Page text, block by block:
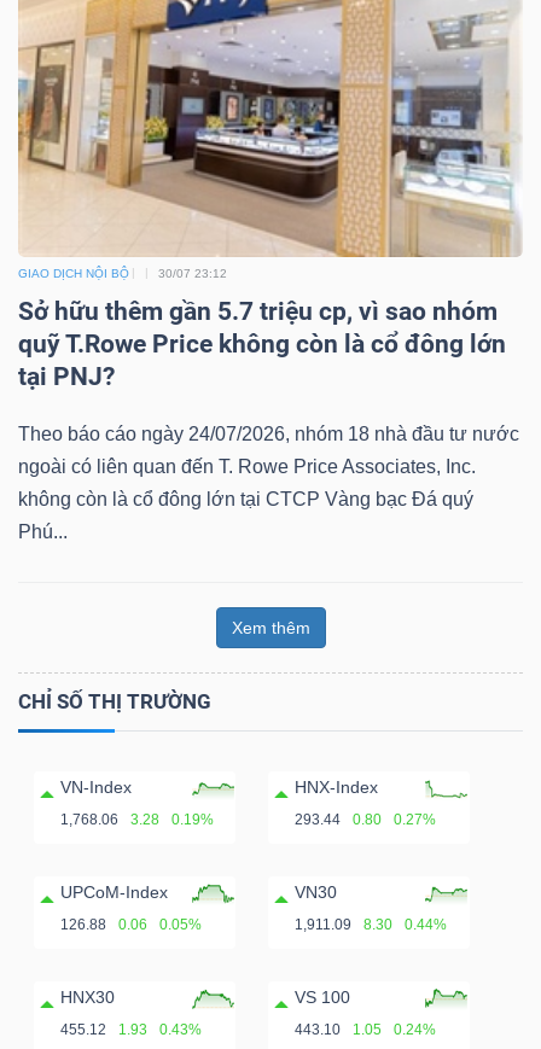
GIAO DỊCH NỘI BỘ 30/07 23:12
Sở hữu thêm gần 5.7 triệu cp, vì sao nhóm
quỹ T.Rowe Price không còn là cổ đông lớn
tại PNJ?
Theo báo cáo ngày 24/07/2026, nhóm 18 nhà đầu tư nước
ngoài có liên quan đến T. Rowe Price Associates, Inc.
không còn là cổ đông lớn tại CTCP Vàng bạc Đá quý
Phú...
Xem thêm
CHỈ SỐ THỊ TRƯỜNG
VN-Index
1,768.06 3.28 0.19%
HNX-Index
293.44 0.80 0.27%
UPCoM-Index
126.88 0.06 0.05%
VN30
1,911.09 8.30 0.44%
HNX30
455.12 1.93 0.43%
VS 100
443.10 1.05 0.24%